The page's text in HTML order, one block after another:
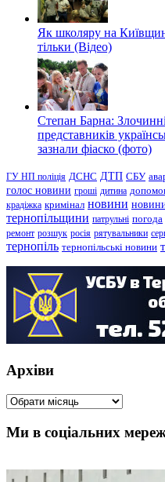
Як школяру на
тільки (Відео)
Степан Барна:
представників
зазнали фіаско (фото)
ГУ НП поліція ДСНС ДТП СБУ
голос новини гроші дитина
крадіжка кримінал новини
тернопільщини патрульні погода
ремонт розшук росія рятувальники
тернопіль тернопільські новини
Архіви
Архіви
Ми в соціальних